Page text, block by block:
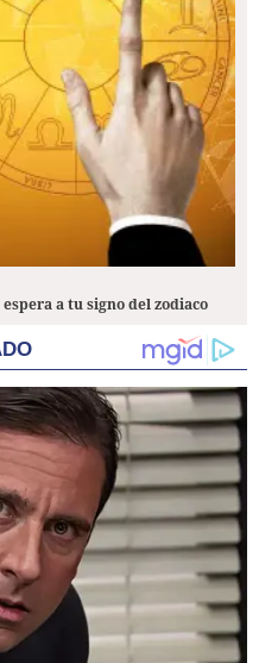
a tu signo del zodiaco